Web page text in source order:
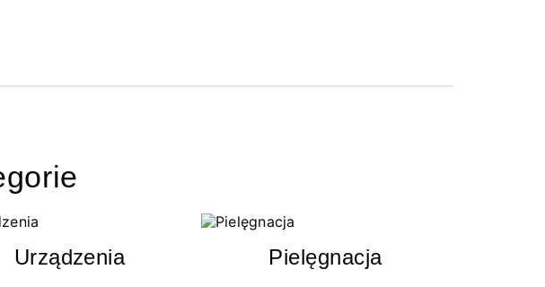
Urządzenia Pielęgnacja